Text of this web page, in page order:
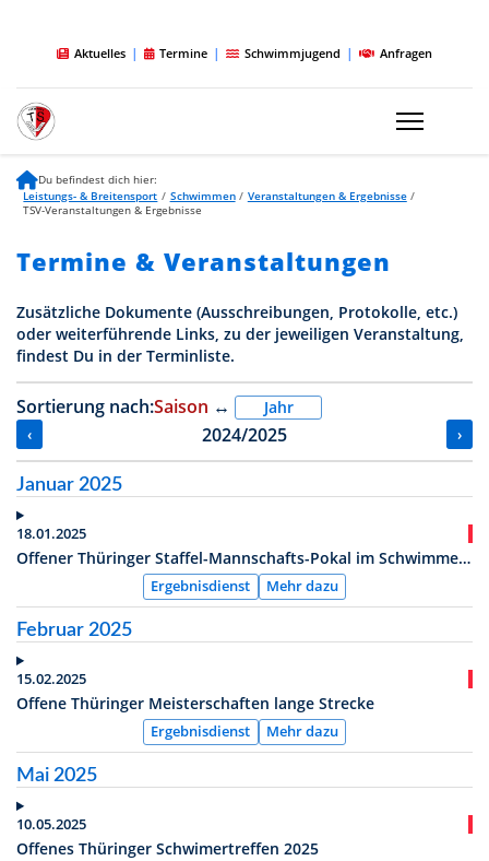
Aktuelles | Termine | Schwimmjugend | Anfragen
Du befindest dich hier:
Leistungs- & Breitensport / Schwimmen / Veranstaltungen & Ergebnisse /
TSV-Veranstaltungen & Ergebnisse
Termine & Veranstaltungen
Zusätzliche Dokumente (Ausschreibungen, Protokolle, etc.)
oder weiterführende Links, zu der jeweiligen Veranstaltung,
findest Du in der Terminliste.
Sortierung nach:Saison ↔ Jahr
‹ 2024/2025 ›
Januar 2025
18.01.2025
Offener Thüringer Staffel-Mannschafts-Pokal im Schwimmen der Jugend E, D, C, B und A
Ergebnisdienst Mehr dazu
Februar 2025
15.02.2025
Offene Thüringer Meisterschaften lange Strecke
Ergebnisdienst Mehr dazu
Mai 2025
10.05.2025
Offenes Thüringer Schwimertreffen 2025